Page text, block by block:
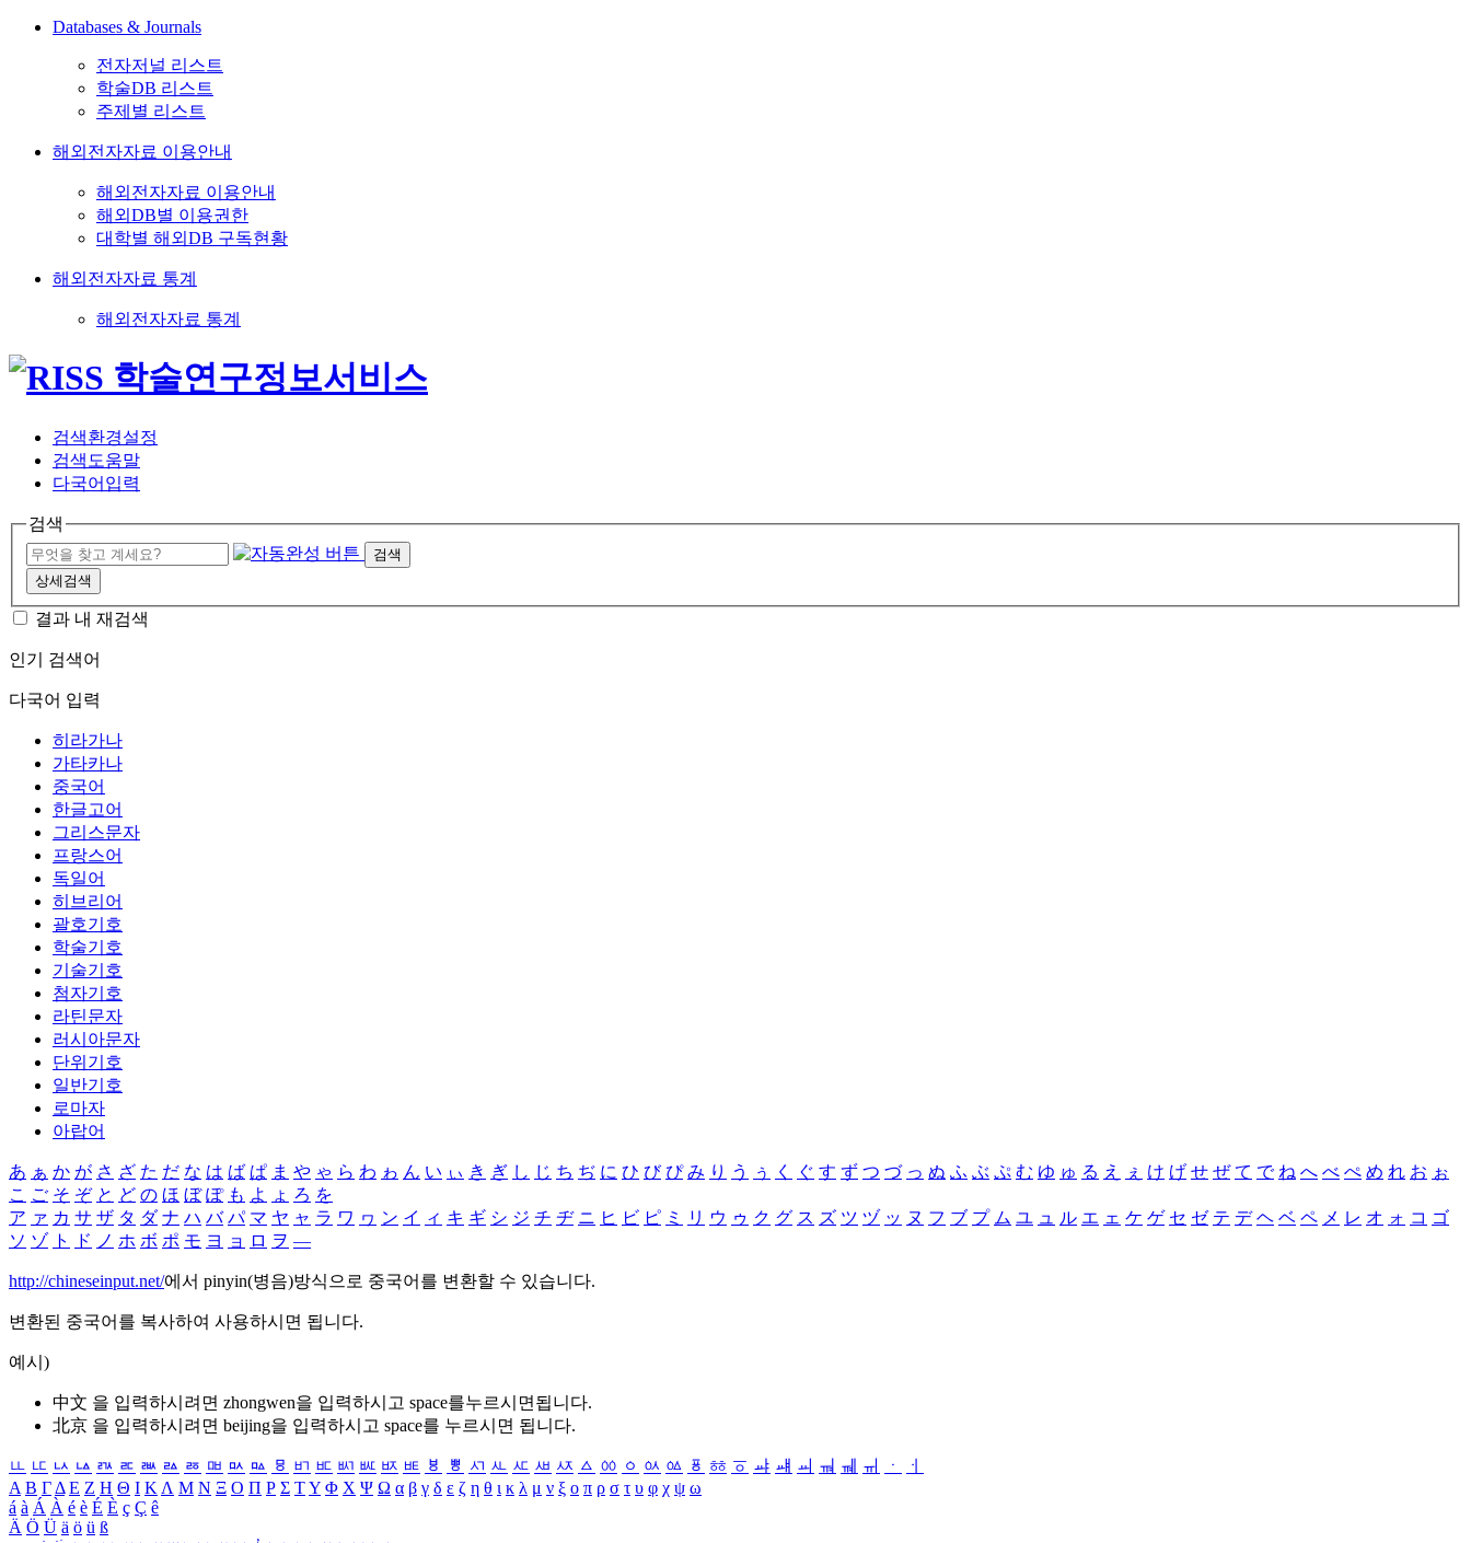
Databases & Journals
전자저널 리스트
학술DB 리스트
주제별 리스트
해외전자자료 이용안내
해외전자자료 이용안내
해외DB별 이용권한
대학별 해외DB 구독현황
해외전자자료 통계
해외전자자료 통계
검색환경설정
검색도움말
다국어입력
검색
검색
상세검색
결과 내 재검색
인기 검색어
다국어 입력
히라가나
가타카나
중국어
한글고어
그리스문자
프랑스어
독일어
히브리어
괄호기호
학술기호
기술기호
첨자기호
라틴문자
러시아문자
단위기호
일반기호
로마자
아랍어
あ ぁ か が さ ざ た だ な は ば ぱ ま や ゃ ら わ ゎ ん い ぃ き ぎ し じ ち ぢ に ひ び ぴ み り う ぅ く ぐ す ず つ づ っ ぬ ふ ぶ ぷ む ゆ ゅ る え ぇ け げ せ ぜ て で ね へ べ ぺ め れ お ぉ
こ ご そ ぞ と ど の ほ ぼ ぽ も よ ょ ろ を
ア ァ カ サ ザ タ ダ ナ ハ バ パ マ ヤ ャ ラ ワ ヮ ン イ ィ キ ギ シ ジ チ ヂ ニ ヒ ビ ピ ミ リ ウ ゥ ク グ ス ズ ツ ヅ ッ ヌ フ ブ プ ム ユ ュ ル エ ェ ケ ゲ セ ゼ テ デ ヘ ベ ペ メ レ オ ォ コ ゴ
ソ ゾ ト ド ノ ホ ボ ポ モ ヨ ョ ロ ヲ ―
http://chineseinput.net/에서 pinyin(병음)방식으로 중국어를 변환할 수 있습니다.
변환된 중국어를 복사하여 사용하시면 됩니다.
예시)
中文 을 입력하시려면 zhongwen을 입력하시고 space를누르시면됩니다.
北京 을 입력하시려면 beijing을 입력하시고 space를 누르시면 됩니다.
ㅥ ㅦ ㅧ ㅨ ㅩ ㅪ ㅫ ㅬ ㅭ ㅮ ㅯ ㅰ ㅱ ㅲ ㅳ ㅴ ㅵ ㅶ ㅷ ㅸ ㅹ ㅺ ㅻ ㅼ ㅽ ㅾ ㅿ ㆀ ㆁ ㆂ ㆃ ㆄ ㆅ ㆆ ㆇ ㆈ ㆉ ㆊ ㆋ ㆌ ㆍ
ㆎ
Α Β ΓΔ Ε Ζ Η Θ Ι ΚΛ Μ Ν Ξ Ο Π Ρ Σ ΤΥ Φ Χ Ψ Ω α β γ δ ε ζ η θ ι κ λ μ ν ξ ο π ρ σ τ υ φ χ ψ ω
á à Á À é è É È ç Ç ê
Ä Ö Ü ä ö ü ß